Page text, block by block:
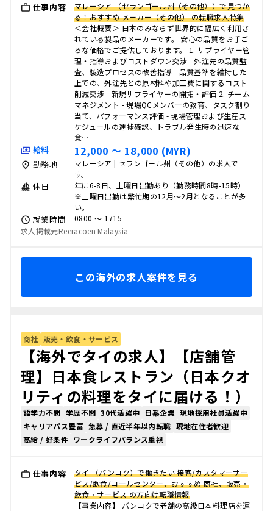
仕事内容
マレーシア （セランゴール州（その他））で見つか
る！おすすめ メーカー（その他） の転職求人特集
＜会社概要＞ 日本のみならず世界的に幅広く利用さ
れている製品のメーカーです。 安心の品質をお手ご
ろな価格でご提供しております。 1. サプライヤー管
理・指導およびコストダウン交渉 - 外注先の品質監
査、製造プロセスの改善指導 - 品質基準を維持した
上での、外注先との原材料や加工費に関するコスト
削減交渉 - 新規サプライヤーの開拓・評価 2. チーム
マネジメント - 現場QCメンバーの教育、タスク割り
当て、パフォーマンス評価 - 現場管理および生産ス
ケジュールの進捗確認、トラブル発生時の迅速な
意…
給料 12,000 〜 18,000 (MYR)
勤務地
マレーシア | セランゴール州（その他）の求人で
す。
休日
年に6-8日、土曜日出勤あり（勤務時間8時-15時）
※土曜日出勤は繁忙期の12月～2月となることが多
い。
就業時間
0800 〜 1715
求人掲載元Reeracoen Malaysia
この海外の求人案件を見る
商社 販売・飲食・サービス
【海外でタイの求人】【店舗管
理】日本食レストラン（日本クオ
リティの料理をタイに届ける！）
語学力不問 学歴不問 30代活躍中 日系企業 現地採用社員活躍中
キャリアパス豊富 急募 / 直近半年以内転職 現地在住者歓迎
高給 / 好条件 ワークライフバランス重視
仕事内容
タイ （バンコク）で働きたい 接客/カスタマーサー
ビス/飲食/コールセンター、おすすめ 商社、販売・
飲食・サービス の方向け転職情報
【事業内容】 バンコクで老舗の高級日本料理店を運